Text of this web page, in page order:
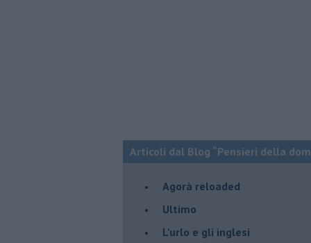
Articoli dal Blog “Pensieri della
​Agorà reloaded
Ultimo
​L’urlo e gli inglesi